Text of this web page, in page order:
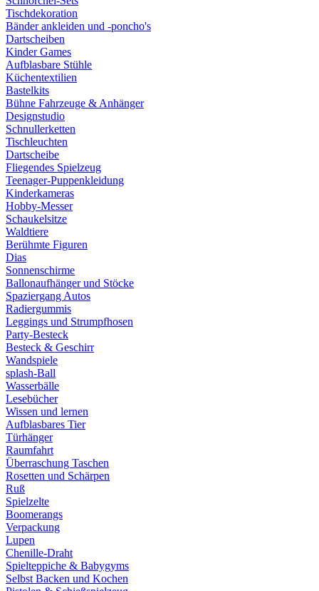
Tischdekoration
Bänder ankleiden und -poncho's
Dartscheiben
Kinder Games
Aufblasbare Stühle
Küchentextilien
Bastelkits
Bühne Fahrzeuge & Anhänger
Designstudio
Schnullerketten
Tischleuchten
Dartscheibe
Fliegendes Spielzeug
Teenager-Puppenkleidung
Kinderkameras
Hobby-Messer
Schaukelsitze
Waldtiere
Berühmte Figuren
Dias
Sonnenschirme
Ballonaufhänger und Stöcke
Spaziergang Autos
Radiergummis
Leggings und Strumpfhosen
Party-Besteck
Besteck & Geschirr
Wandspiele
splash-Ball
Wasserbälle
Lesebücher
Wissen und lernen
Aufblasbares Tier
Türhänger
Raumfahrt
Überraschung Taschen
Rosetten und Schärpen
Ruß
Spielzelte
Boomerangs
Verpackung
Lupen
Chenille-Draht
Spielteppiche & Babygyms
Selbst Backen und Kochen